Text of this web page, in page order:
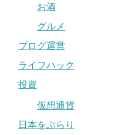
お酒
グルメ
ブログ運営
ライフハック
投資
仮想通貨
日本をぶらり